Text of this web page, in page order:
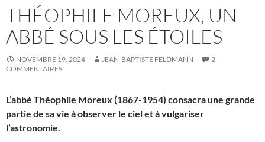
THÉOPHILE MOREUX, UN
ABBÉ SOUS LES ÉTOILES
NOVEMBRE 19, 2024 JEAN-BAPTISTE FELDMANN
2
COMMENTAIRES
L’abbé Théophile Moreux (1867-1954) consacra une grande
partie de sa vie à observer le ciel et à vulgariser
l’astronomie.